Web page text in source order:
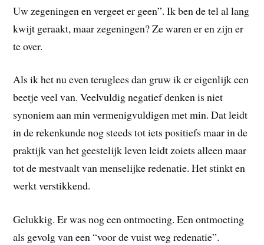
Uw zegeningen en vergeet er geen”. Ik ben de tel al lang
kwijt geraakt, maar zegeningen? Ze waren er en zijn er
te over.
Als ik het nu even teruglees dan gruw ik er eigenlijk een
beetje veel van. Veelvuldig negatief denken is niet
synoniem aan min vermenigvuldigen met min. Dat leidt
in de rekenkunde nog steeds tot iets positiefs maar in de
praktijk van het geestelijk leven leidt zoiets alleen maar
tot de mestvaalt van menselijke redenatie. Het stinkt en
werkt verstikkend.
Gelukkig. Er was nog een ontmoeting. Een ontmoeting
als gevolg van een “voor de vuist weg redenatie”.